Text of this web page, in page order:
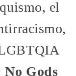
el
No Gods